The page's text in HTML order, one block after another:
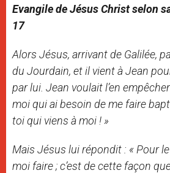
Evangile de Jésus Christ selon
17
Alors Jésus, arrivant de Galilée,
du Jourdain, et il vient à Jean
par lui. Jean voulait l’en
moi qui ai besoin de me faire
toi qui viens à moi ! »
Mais Jésus lui répondit : « Pour
moi faire ; c’est de cette façon